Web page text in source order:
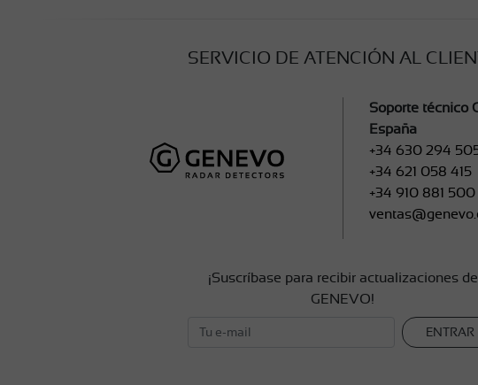
SERVICIO DE ATENCIÓN AL
Soporte técnico
España
+34 630 294
+34 621 058 415
+34 910 881 500
¡Suscríbase para recibir actualizaciones de
GENEVO!
ENTRAR